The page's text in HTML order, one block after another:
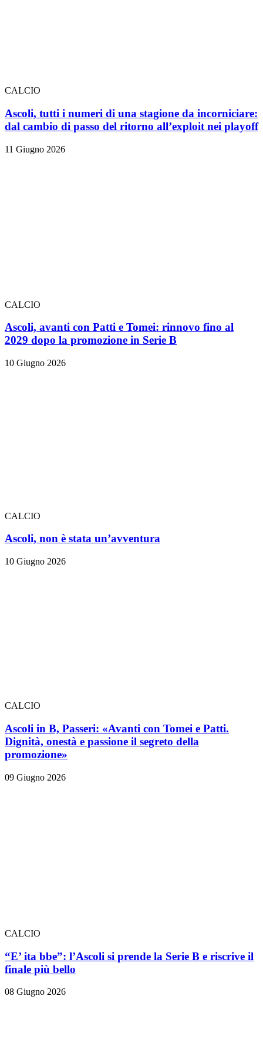
CALCIO
Ascoli, tutti i numeri di una stagione da incorniciare:
dal cambio di passo del ritorno all’exploit nei playoff
11 Giugno 2026
CALCIO
Ascoli, avanti con Patti e Tomei: rinnovo fino al
2029 dopo la promozione in Serie B
10 Giugno 2026
CALCIO
Ascoli, non è stata un’avventura
10 Giugno 2026
CALCIO
Ascoli in B, Passeri: «Avanti con Tomei e Patti.
Dignità, onestà e passione il segreto della
promozione»
09 Giugno 2026
CALCIO
“E’ ita bbe”: l’Ascoli si prende la Serie B e riscrive il
finale più bello
08 Giugno 2026